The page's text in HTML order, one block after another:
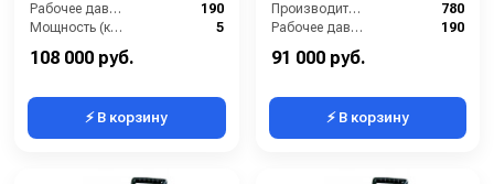
Рабочее давление (бар):
190
Мощность (кВт):
5
108 000 руб.
⚡ В корзину
Производительность (л/ч):
780
Рабочее давление (бар):
190
Мощность (кВт):
91 000 руб.
⚡ В корзину